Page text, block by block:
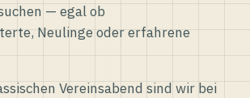
— egal ob
Neulinge oder erfahrene
Vereinsabend sind wir bei